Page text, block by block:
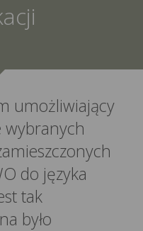
umożliwiający
wybranych
do języka
tak
było